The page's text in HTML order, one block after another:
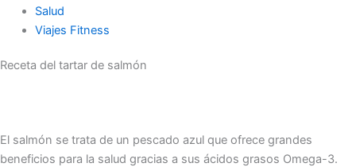
Salud
Viajes Fitness
Receta del tartar de salmón
El salmón se trata de un pescado azul que ofrece grandes
beneficios para la salud gracias a sus ácidos grasos Omega-3.